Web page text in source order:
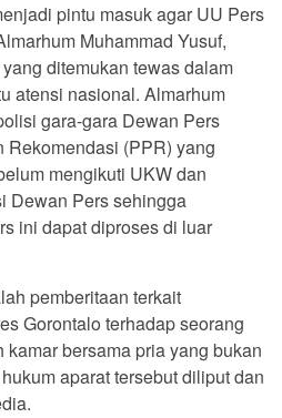
pintu masuk agar UU Pers
Muhammad Yusuf,
ditemukan tewas dalam
atensi nasional. Almarhum
gara-gara Dewan Pers
(PPR) yang
mengikuti UKW dan
Dewan Pers sehingga
ini dapat diproses di luar
pemberitaan terkait
Gorontalo terhadap seorang
bersama pria yang bukan
aparat tersebut diliput dan